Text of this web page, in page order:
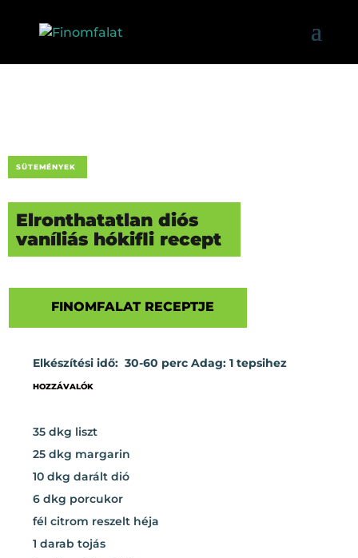
SÜTEMÉNYEK
Elronthatatlan diós
vaníliás hókifli recept
FINOMFALAT RECEPTJE
Elkészítési idő: 30-60 perc Adag: 1 tepsihez
HOZZÁVALÓK
35 dkg liszt
25 dkg margarin
10 dkg darált dió
6 dkg porcukor
fél citrom reszelt héja
1 darab tojás